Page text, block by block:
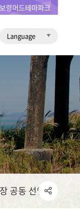
Language
보령머드테마파크
공동 선언문